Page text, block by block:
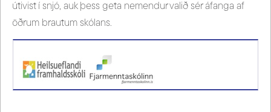
útivist í snjó, auk þess geta nemendur valið sér áfanga af
öðrum brautum skólans.